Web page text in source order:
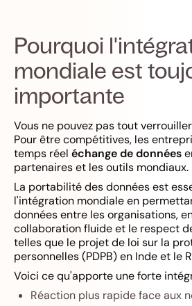
Pourquoi
mondiale est
importante
Vous ne pouvez pas tout
Pour être compétitives, les
temps réel échange de données
partenaires et les outils mondiaux.
La portabilité des données est
l'intégration mondiale en
données entre les organisations,
collaboration fluide et le respect
telles que le projet de loi sur la
personnelles (PDPB) en Inde et le
Voici ce qu'apporte une forte
Réaction plus rapide face aux